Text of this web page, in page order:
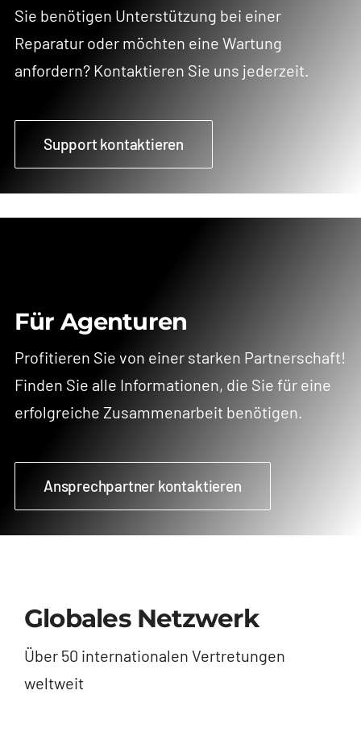
Sie benötigen Unterstützung bei einer
Reparatur oder möchten eine Wartung
anfordern? Kontaktieren Sie uns jederzeit.
Support kontaktieren
Für Agenturen
Profitieren Sie von einer starken Partnerschaft!
Finden Sie alle Informationen, die Sie für eine
erfolgreiche Zusammenarbeit benötigen.
Ansprechpartner kontaktieren
Globales Netzwerk
Über 50 internationalen Vertretungen
weltweit